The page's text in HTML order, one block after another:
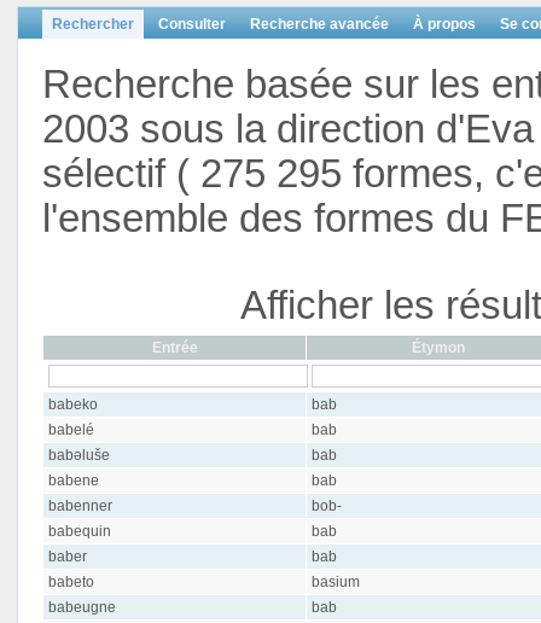
Rechercher Consulter Recherche avancée À propos Se
Recherche basée sur les
2003 sous la direction
sélectif ( 275 295 formes,
l'ensemble des formes du
Afficher les
Entrée Étymon
babeko
bab
babelé
bab
babəluše
bab
babene
bab
babenner
bob-
babequin
bab
baber
bab
babeto
basium
babeugne
bab